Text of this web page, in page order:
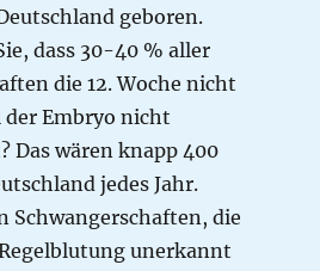
geboren.
dass 30-40 % aller
die 12. Woche nicht
Embryo nicht
Das wären knapp 400
jedes Jahr.
Schwangerschaften, die
unerkannt